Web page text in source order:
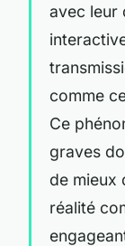
avec leur
comme
Ce
graves
de mieux
réalité